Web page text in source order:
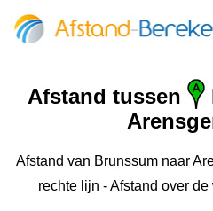
Afstand tussen
Afstand van Brunssum naar
rechte lijn - Afstand over